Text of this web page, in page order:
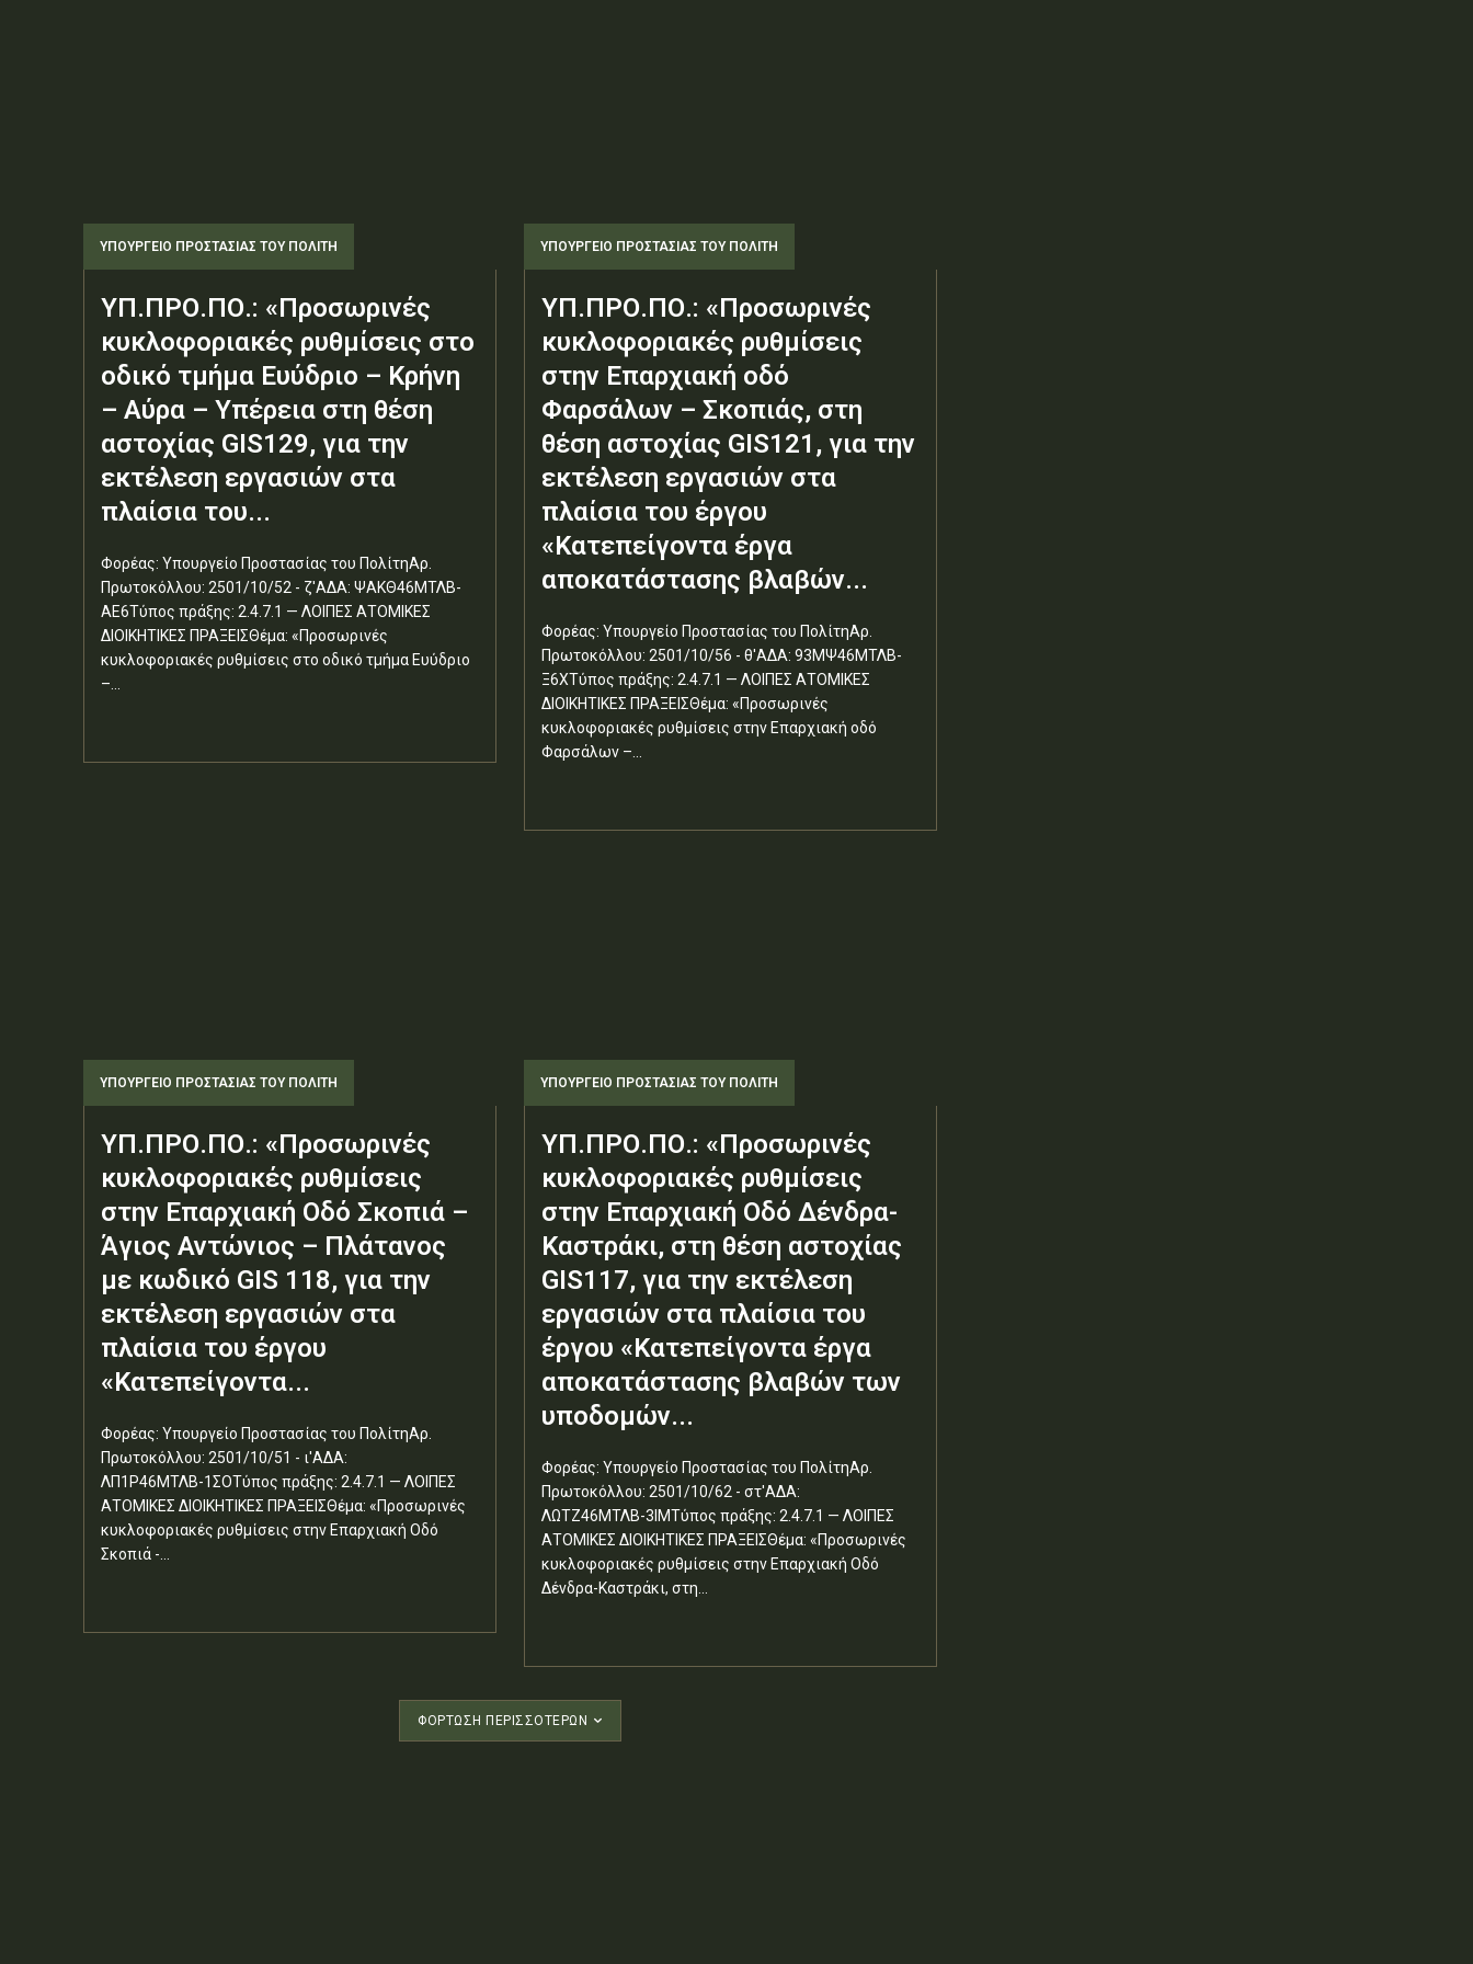
ΥΠΟΥΡΓΕΊΟ ΠΡΟΣΤΑΣΊΑΣ ΤΟΥ ΠΟΛΊΤΗ
ΥΠ.ΠΡΟ.ΠΟ.: «Προσωρινές
κυκλοφοριακές ρυθμίσεις στο
οδικό τμήμα Ευύδριο – Κρήνη
– Αύρα – Υπέρεια στη θέση
αστοχίας GIS129, για την
εκτέλεση εργασιών στα
πλαίσια του...
Φορέας: Υπουργείο Προστασίας του ΠολίτηΑρ.
Πρωτοκόλλου: 2501/10/52 - ζ'ΑΔΑ: ΨΑΚΘ46ΜΤΛΒ-
ΑΕ6Τύπος πράξης: 2.4.7.1 — ΛΟΙΠΕΣ ΑΤΟΜΙΚΕΣ
ΔΙΟΙΚΗΤΙΚΕΣ ΠΡΑΞΕΙΣΘέμα: «Προσωρινές
κυκλοφοριακές ρυθμίσεις στο οδικό τμήμα Ευύδριο
–...
ΥΠΟΥΡΓΕΊΟ ΠΡΟΣΤΑΣΊΑΣ ΤΟΥ ΠΟΛΊΤΗ
ΥΠ.ΠΡΟ.ΠΟ.: «Προσωρινές
κυκλοφοριακές ρυθμίσεις
στην Επαρχιακή οδό
Φαρσάλων – Σκοπιάς, στη
θέση αστοχίας GIS121, για την
εκτέλεση εργασιών στα
πλαίσια του έργου
«Κατεπείγοντα έργα
αποκατάστασης βλαβών...
Φορέας: Υπουργείο Προστασίας του ΠολίτηΑρ.
Πρωτοκόλλου: 2501/10/56 - θ'ΑΔΑ: 93ΜΨ46ΜΤΛΒ-
Ξ6ΧΤύπος πράξης: 2.4.7.1 — ΛΟΙΠΕΣ ΑΤΟΜΙΚΕΣ
ΔΙΟΙΚΗΤΙΚΕΣ ΠΡΑΞΕΙΣΘέμα: «Προσωρινές
κυκλοφοριακές ρυθμίσεις στην Επαρχιακή οδό
Φαρσάλων –...
ΥΠΟΥΡΓΕΊΟ ΠΡΟΣΤΑΣΊΑΣ ΤΟΥ ΠΟΛΊΤΗ
ΥΠ.ΠΡΟ.ΠΟ.: «Προσωρινές
κυκλοφοριακές ρυθμίσεις
στην Επαρχιακή Οδό Σκοπιά –
Άγιος Αντώνιος – Πλάτανος
με κωδικό GIS 118, για την
εκτέλεση εργασιών στα
πλαίσια του έργου
«Κατεπείγοντα...
Φορέας: Υπουργείο Προστασίας του ΠολίτηΑρ.
Πρωτοκόλλου: 2501/10/51 - ι'ΑΔΑ:
ΛΠ1Ρ46ΜΤΛΒ-1ΣΟΤύπος πράξης: 2.4.7.1 — ΛΟΙΠΕΣ
ΑΤΟΜΙΚΕΣ ΔΙΟΙΚΗΤΙΚΕΣ ΠΡΑΞΕΙΣΘέμα: «Προσωρινές
κυκλοφοριακές ρυθμίσεις στην Επαρχιακή Οδό
Σκοπιά -...
ΥΠΟΥΡΓΕΊΟ ΠΡΟΣΤΑΣΊΑΣ ΤΟΥ ΠΟΛΊΤΗ
ΥΠ.ΠΡΟ.ΠΟ.: «Προσωρινές
κυκλοφοριακές ρυθμίσεις
στην Επαρχιακή Οδό Δένδρα-
Καστράκι, στη θέση αστοχίας
GIS117, για την εκτέλεση
εργασιών στα πλαίσια του
έργου «Κατεπείγοντα έργα
αποκατάστασης βλαβών των
υποδομών...
Φορέας: Υπουργείο Προστασίας του ΠολίτηΑρ.
Πρωτοκόλλου: 2501/10/62 - στ'ΑΔΑ:
ΛΩΤΖ46ΜΤΛΒ-3ΙΜΤύπος πράξης: 2.4.7.1 — ΛΟΙΠΕΣ
ΑΤΟΜΙΚΕΣ ΔΙΟΙΚΗΤΙΚΕΣ ΠΡΑΞΕΙΣΘέμα: «Προσωρινές
κυκλοφοριακές ρυθμίσεις στην Επαρχιακή Οδό
Δένδρα-Καστράκι, στη...
ΦΌΡΤΩΣΗ ΠΕΡΙΣΣΟΤΈΡΩΝ